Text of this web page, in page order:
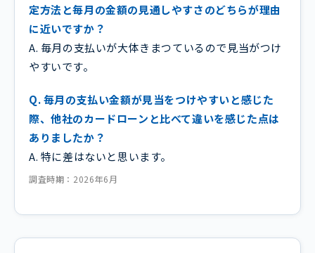
定方法と毎月の金額の見通しやすさのどちらが理由
に近いですか？
A. 毎月の支払いが大体きまつているので見当がつけ
やすいです。
Q. 毎月の支払い金額が見当をつけやすいと感じた
際、他社のカードローンと比べて違いを感じた点は
ありましたか？
A. 特に差はないと思います。
調査時期：2026年6月